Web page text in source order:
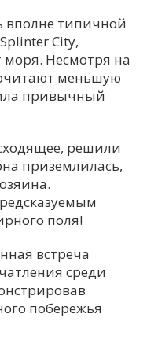
вполне типичной
City,
моря. Несмотря на
меньшую
привычный
решили
приземлилась,
поля!
встреча
среди
побережья